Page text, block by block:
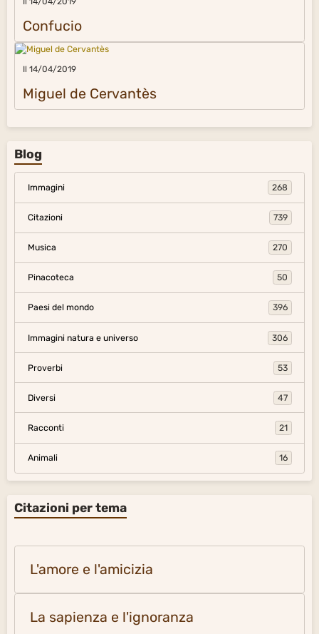
Confucio
Il 14/04/2019
Miguel de Cervantès
Blog
Immagini 268
Citazioni 739
Musica 270
Pinacoteca 50
Paesi del mondo 396
Immagini natura e universo 306
Proverbi 53
Diversi 47
Racconti 21
Animali 16
Citazioni per tema
L'amore e l'amicizia
La sapienza e l'ignoranza